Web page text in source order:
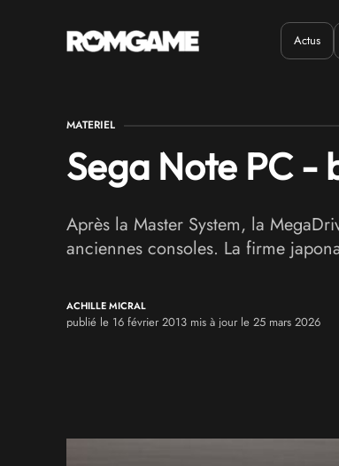
Quand ?Actus
MATERIEL
Sega Note PC -
Après la Master System, la
anciennes consoles. La firme
ACHILLE MICRAL
publié le 16 février 2013 mis à jour le 25 mars 2026